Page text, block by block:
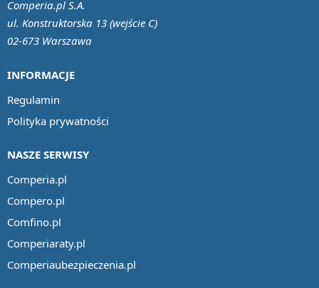
INFORMACJE
Regulamin
Polityka prywatności
NASZE SERWISY
Comperia.pl
Compero.pl
Comfino.pl
Comperiaraty.pl
Comperiaubezpieczenia.pl
Comperia.pl S.A.
ul. Konstruktorska 13 (wejście C)
02-673 Warszawa